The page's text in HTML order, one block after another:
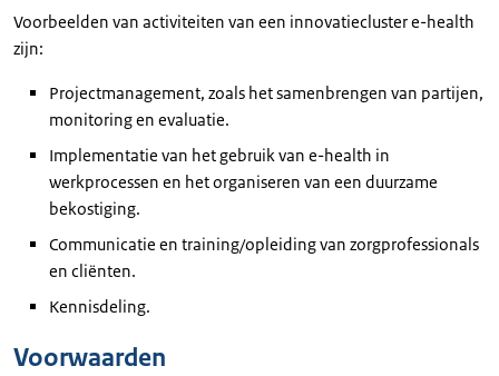
Voorbeelden van activiteiten van een innovatiecluster e-health
zijn:
Projectmanagement, zoals het samenbrengen van partijen,
monitoring en evaluatie.
Implementatie van het gebruik van e-health in
werkprocessen en het organiseren van een duurzame
bekostiging.
Communicatie en training/opleiding van zorgprofessionals
en cliënten.
Kennisdeling.
Voorwaarden